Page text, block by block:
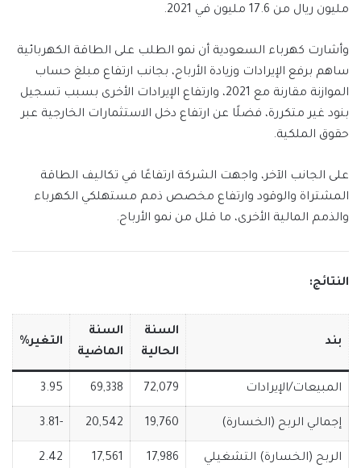
مليون ريال من 17.6 مليون في 2021.
وأشارت كهرباء السعودية أن نمو الطلب على الطاقة الكهربائية
ساهم برفع الإيرادات وزيادة الأرباح، بجانب ارتفاع مبلغ حساب
الموازنة مقارنة مع 2021، وارتفاع الإيرادات الأخرى بسبب تسجيل
بنود غير متكررة، فضلًا عن ارتفاع دخل الاستثمارات الخارجية عبر
حقوق الملكية.
على الجانب الآخر، واجهت الشركة ارتفاعًا في تكاليف الطاقة
المشتراة والوقود وارتفاع مخصص ذمم مستهلكي الكهرباء
والذمم المالية الأخرى، ما قلل من نمو الأرباح.
النتائج:
بند
السنة
الحالية
السنة
الماضية
التغير%
المبيعات/الإيرادات 72,079
69,338
3.95
إجمالي الربح (الخسارة) 19,760
20,542
-3.81
الربح (الخسارة) التشغيلي 17,986
17,561
2.42